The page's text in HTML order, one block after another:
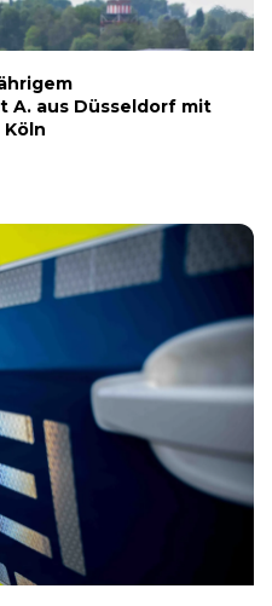
A. aus Düsseldorf mit